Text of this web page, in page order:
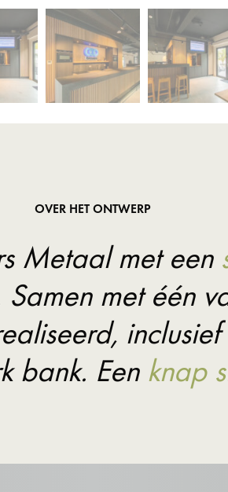
OVER HET ONTWERP
Metaal met een
met één
bank. Een knap